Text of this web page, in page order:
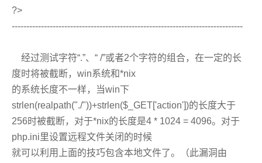
?>
-------------------------------------------------------------------------------
经过测试字符“.”、“ /”或者2个字符的组合，在一定的长
度时将被截断，win系统和*nix
的系统长度不一样，当win下
strlen(realpath("./"))+strlen($_GET['action'])的长度大于
256时被截断，对于*nix的长度是4 * 1024 = 4096。对于
php.ini里设置远程文件关闭的时候
就可以利用上面的技巧包含本地文件了。（此漏洞由